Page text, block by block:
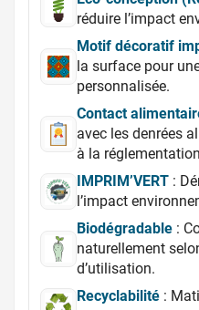
réduire l’impact
Motif décoratif
la surface pour
personnalisée.
Contact
avec les denrées
à la
IMPRIM’VERT :
l’impact
Biodégradable :
naturellement
d’utilisation.
Recyclabilité :